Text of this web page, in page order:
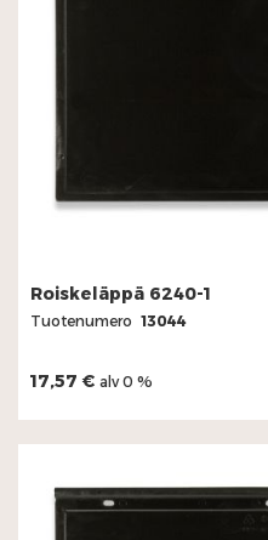
Roiskeläppä 6240-1
Tuotenumero 13044
17,57 € alv 0 %